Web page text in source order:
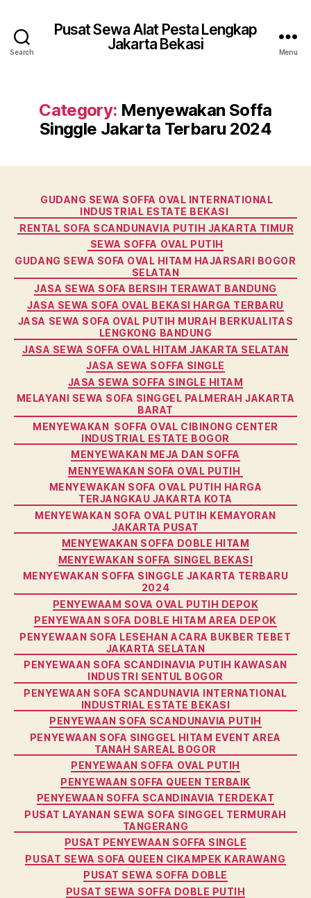
Search
Pusat Sewa Alat Pesta Lengkap
Jakarta Bekasi
Menu
Category: Menyewakan Soffa
Singgle Jakarta Terbaru 2024
Categories
GUDANG SEWA SOFFA OVAL INTERNATIONAL
INDUSTRIAL ESTATE BEKASI
RENTAL SOFA SCANDUNAVIA PUTIH JAKARTA TIMUR
SEWA SOFFA OVAL PUTIH
GUDANG SEWA SOFA OVAL HITAM HAJARSARI BOGOR
SELATAN
JASA SEWA SOFA BERSIH TERAWAT BANDUNG
JASA SEWA SOFA OVAL BEKASI HARGA TERBARU
JASA SEWA SOFA OVAL PUTIH MURAH BERKUALITAS
LENGKONG BANDUNG
JASA SEWA SOFFA OVAL HITAM JAKARTA SELATAN
JASA SEWA SOFFA SINGLE
JASA SEWA SOFFA SINGLE HITAM
MELAYANI SEWA SOFA SINGGEL PALMERAH JAKARTA
BARAT
MENYEWAKAN SOFFA OVAL CIBINONG CENTER
INDUSTRIAL ESTATE BOGOR
MENYEWAKAN MEJA DAN SOFFA
MENYEWAKAN SOFA OVAL PUTIH
MENYEWAKAN SOFA OVAL PUTIH HARGA
TERJANGKAU JAKARTA KOTA
MENYEWAKAN SOFA OVAL PUTIH KEMAYORAN
JAKARTA PUSAT
MENYEWAKAN SOFFA DOBLE HITAM
MENYEWAKAN SOFFA SINGEL BEKASI
MENYEWAKAN SOFFA SINGGLE JAKARTA TERBARU
2024
PENYEWAAM SOVA OVAL PUTIH DEPOK
PENYEWAAN SOFA DOBLE HITAM AREA DEPOK
PENYEWAAN SOFA LESEHAN ACARA BUKBER TEBET
JAKARTA SELATAN
PENYEWAAN SOFA SCANDINAVIA PUTIH KAWASAN
INDUSTRI SENTUL BOGOR
PENYEWAAN SOFA SCANDUNAVIA INTERNATIONAL
INDUSTRIAL ESTATE BEKASI
PENYEWAAN SOFA SCANDUNAVIA PUTIH
PENYEWAAN SOFA SINGGEL HITAM EVENT AREA
TANAH SAREAL BOGOR
PENYEWAAN SOFFA OVAL PUTIH
PENYEWAAN SOFFA QUEEN TERBAIK
PENYEWAAN SOFFA SCANDINAVIA TERDEKAT
PUSAT LAYANAN SEWA SOFA SINGGEL TERMURAH
TANGERANG
PUSAT PENYEWAAN SOFFA SINGLE
PUSAT SEWA SOFA QUEEN CIKAMPEK KARAWANG
PUSAT SEWA SOFFA DOBLE
PUSAT SEWA SOFFA DOBLE PUTIH